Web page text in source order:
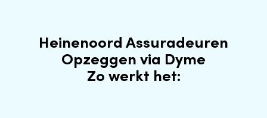
Heinenoord Assuradeuren
Opzeggen via Dyme
Zo werkt het: